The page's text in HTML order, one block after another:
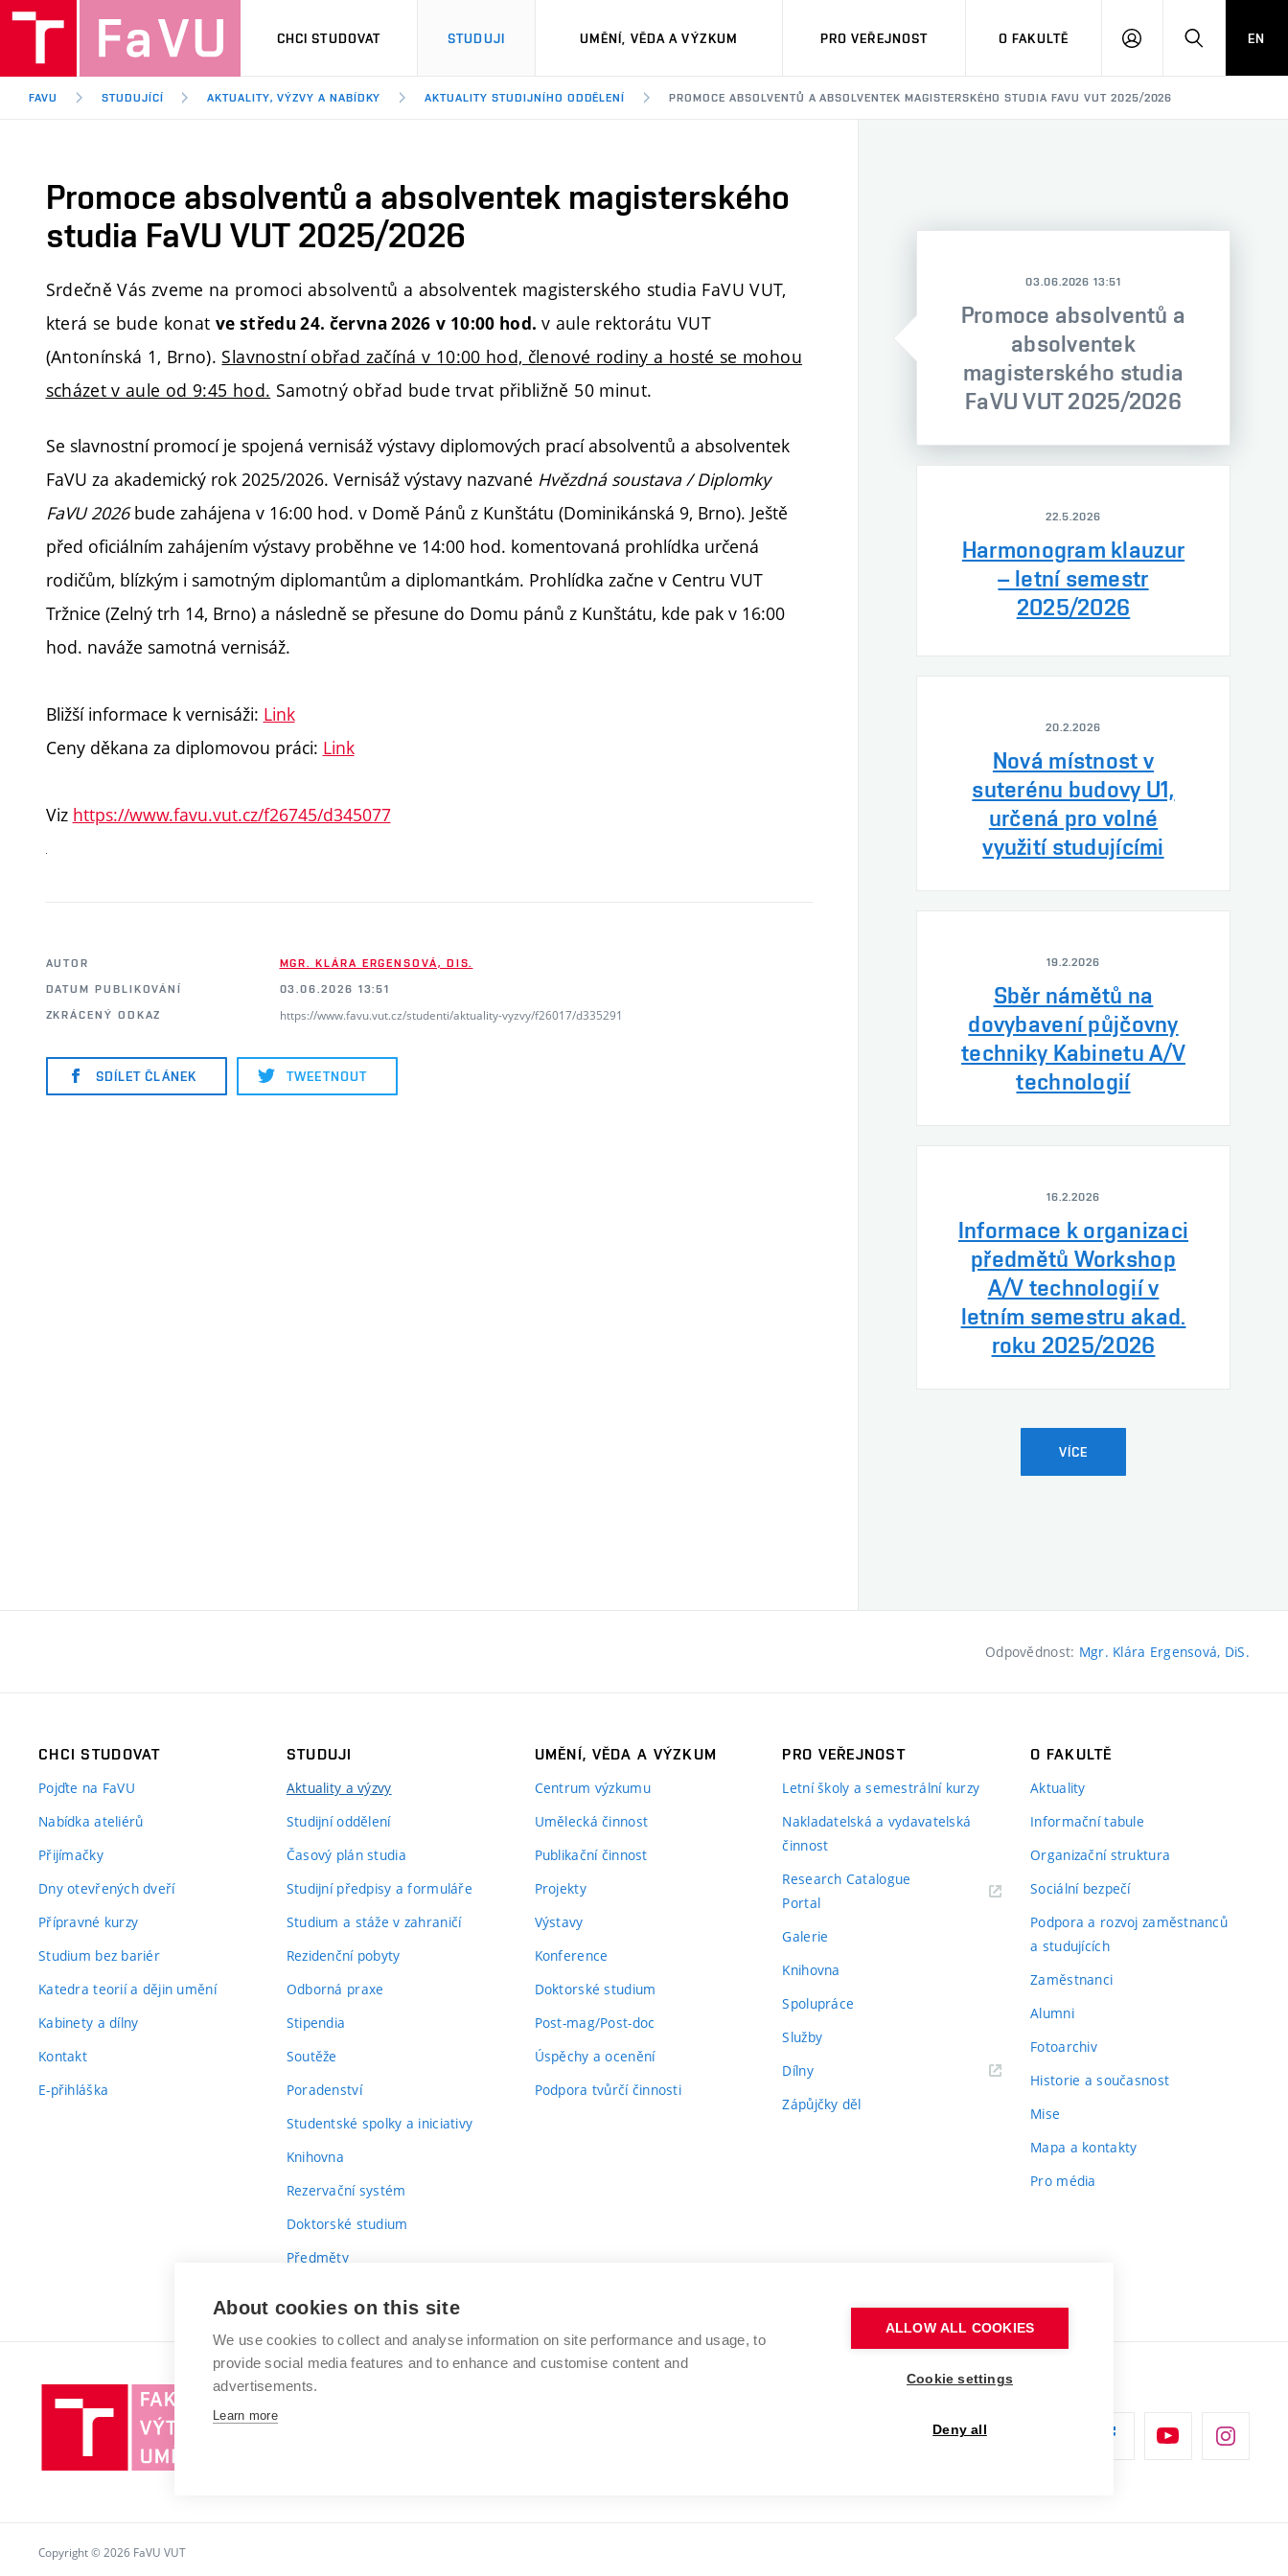
CHCI STUDOVAT STUDUJI UMĚNÍ, VĚDA A VÝZKUM PRO VEŘEJNOST O FAKULTĚ
PŘIHLÁSITHLEDAT
EN
FAVU STUDUJÍCÍ AKTUALITY, VÝZVY A NABÍDKY AKTUALITY STUDIJNÍHO ODDĚLENÍ PROMOCE ABSOLVENTŮ A ABSOLVENTEK MAGISTERSKÉHO STUDIA FAVU VUT 2025/2026
Promoce absolventů a absolventek magisterského
studia FaVU VUT 2025/2026
Srdečně Vás zveme na promoci absolventů a absolventek magisterského studia FaVU VUT,
která se bude konat ve středu 24. června 2026 v 10:00 hod. v aule rektorátu VUT
(Antonínská 1, Brno). Slavnostní obřad začíná v 10:00 hod, členové rodiny a hosté se mohou
scházet v aule od 9:45 hod. Samotný obřad bude trvat přibližně 50 minut.
Se slavnostní promocí je spojená vernisáž výstavy diplomových prací absolventů a absolventek
FaVU za akademický rok 2025/2026. Vernisáž výstavy nazvané Hvězdná soustava / Diplomky
FaVU 2026bude zahájena v 16:00 hod. v Domě Pánů z Kunštátu (Dominikánská 9, Brno). Ještě
před oficiálním zahájením výstavy proběhne ve 14:00 hod. komentovaná prohlídka určená
rodičům, blízkým i samotným diplomantům a diplomantkám. Prohlídka začne v Centru VUT
Tržnice (Zelný trh 14, Brno) a následně se přesune do Domu pánů z Kunštátu, kde pak v 16:00
hod. naváže samotná vernisáž.
Bližší informace k vernisáži: Link
Ceny děkana za diplomovou práci: Link
Viz https://www.favu.vut.cz/f26745/d345077
AUTOR
MGR. KLÁRA ERGENSOVÁ, DIS.
DATUM PUBLIKOVÁNÍ
03.06.2026 13:51
ZKRÁCENÝ ODKAZ
https://www.favu.vut.cz/studenti/aktuality-vyzvy/f26017/d335291
SDÍLET ČLÁNEK TWEETNOUT
03.06.2026 13:51
Promoce absolventů a
absolventek
magisterského studia
FaVU VUT 2025/2026
22.5.2026
Harmonogram klauzur
– letní semestr
2025/2026
20.2.2026
Nová místnost v
suterénu budovy U1,
určená pro volné
využití studujícími
19.2.2026
Sběr námětů na
dovybavení půjčovny
techniky Kabinetu A/V
technologií
16.2.2026
Informace k organizaci
předmětů Workshop
A/V technologií v
letním semestru akad.
roku 2025/2026
VÍCE
Odpovědnost: Mgr. Klára Ergensová, DiS.
CHCI STUDOVAT
Pojďte na FaVU
Nabídka ateliérů
Přijímačky
Dny otevřených dveří
Přípravné kurzy
Studium bez bariér
Katedra teorií a dějin umění
Kabinety a dílny
Kontakt
E-přihláška
STUDUJI
Aktuality a výzvy
Studijní oddělení
Časový plán studia
Studijní předpisy a formuláře
Studium a stáže v zahraničí
Rezidenční pobyty
Odborná praxe
Stipendia
Soutěže
Poradenství
Studentské spolky a iniciativy
Knihovna
Rezervační systém
Doktorské studium
Předměty
UMĚNÍ, VĚDA A VÝZKUM
Centrum výzkumu
Umělecká činnost
Publikační činnost
Projekty
Výstavy
Konference
Doktorské studium
Post-mag/Post-doc
Úspěchy a ocenění
Podpora tvůrčí činnosti
PRO VEŘEJNOST
Letní školy a semestrální kurzy
Nakladatelská a vydavatelská
činnost
Research Catalogue
Portal
Galerie
Knihovna
Spolupráce
Služby
Dílny
Zápůjčky děl
O FAKULTĚ
Aktuality
Informační tabule
Organizační struktura
Sociální bezpečí
Podpora a rozvoj zaměstnanců
a studujících
Zaměstnanci
Alumni
Fotoarchiv
Historie a současnost
Mise
Mapa a kontakty
Pro média
Vysoké
Copyright © 2026 FaVU VUT
About cookies on this site
We use cookies to collect and analyse information on site performance and usage, to
provide social media features and to enhance and customise content and
advertisements.
Learn more
ALLOW ALL COOKIES
Cookie settings
Deny all